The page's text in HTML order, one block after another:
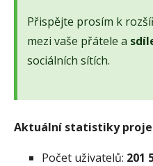
Přispějte prosím k
mezi vaše přátele a
sociálních sítích.
Aktuální statistiky
Počet uživatelů: 201